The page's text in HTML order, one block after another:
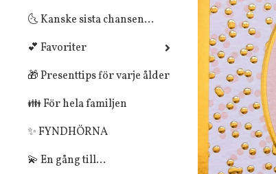
🌜 Kanske sista chansen...
💕 Favoriter
🎁 Presenttips för varje ålder
👪 För hela familjen
✨ FYNDHÖRNA
💫 En gång till...